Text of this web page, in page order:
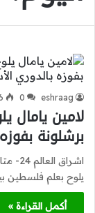
eshraag
0
لامين يامال
برشلونة
يلوح بعلم فلسطين
أكمل القراءة »